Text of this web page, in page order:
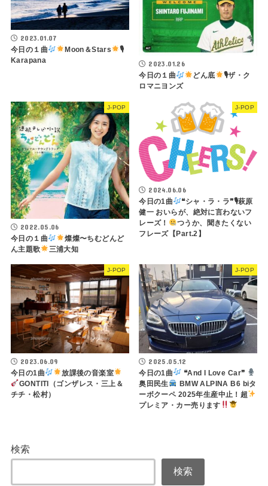
2023.01.07
今日の１曲 Moon＆Stars
🎙
Karapana
2023.01.26
今日の１曲 どん底
🎙ザ・ク
ロマニヨンズ
J-POP
2022.05.06
今日の１曲
燦燦〜ちむどんど
ん主題歌
三浦大知
J-POP
2024.06.06
今日の1曲
❝シャ・ラ・ラ❞🎙萩原
健一 おいらが、絶対に言わないフ
レーズ！
つうか、聞きたくない
フレーズ【Part.2】
J-POP
2023.06.09
今日の1曲
放課後の音楽室
GONTITI（ゴンザレス・三上＆
チチ・松村）
J-POP
2025.05.12
今日の1曲
❝And I Love Car❞
奥田民生
BMW ALPINA B6 biタ
ーボクーペ 2025年生産中止！超
プレミア・カー売ります
検索
検索